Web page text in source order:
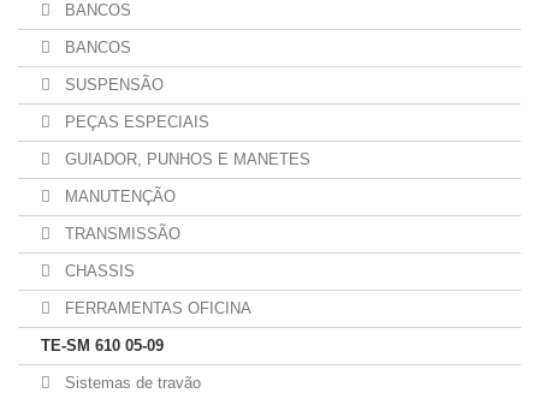
BANCOS
BANCOS
SUSPENSÃO
PEÇAS ESPECIAIS
GUIADOR, PUNHOS E MANETES
MANUTENÇÃO
TRANSMISSÃO
CHASSIS
FERRAMENTAS OFICINA
TE-SM 610 05-09
Sistemas de travão